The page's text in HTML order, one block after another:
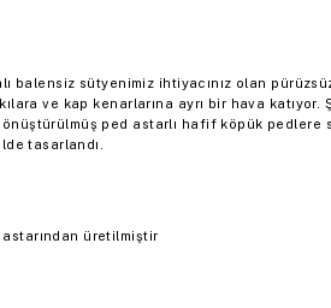
balensiz sütyenimiz ihtiyacınız olan
ve kap kenarlarına ayrı bir hava katıyor.
ped astarlı hafif köpük pedlere
tasarlandı.
üretilmiştir